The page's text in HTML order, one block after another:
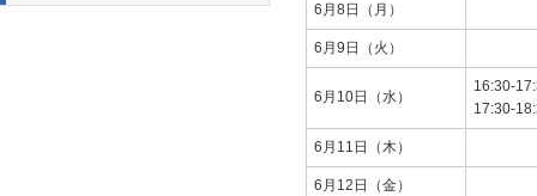
6月8日（月）
6月9日（火）
6月10日（水）
16:30-
17:30-
6月11日（木）
6月12日（金）